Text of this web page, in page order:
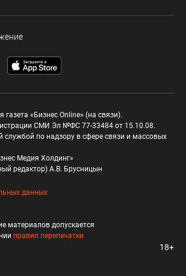
газета «Бизнес Online» (на связи).
СМИ Эл №ФС 77-33484 от 15.10.08.
службой по надзору в сфере связи и массовых
Медия Холдинг»
редактор) А.В. Брусницын
данных
материалов допускается
правил перепечатки
18+